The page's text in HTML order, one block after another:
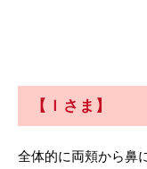
【Ｉさま】
全体的に両頬から鼻